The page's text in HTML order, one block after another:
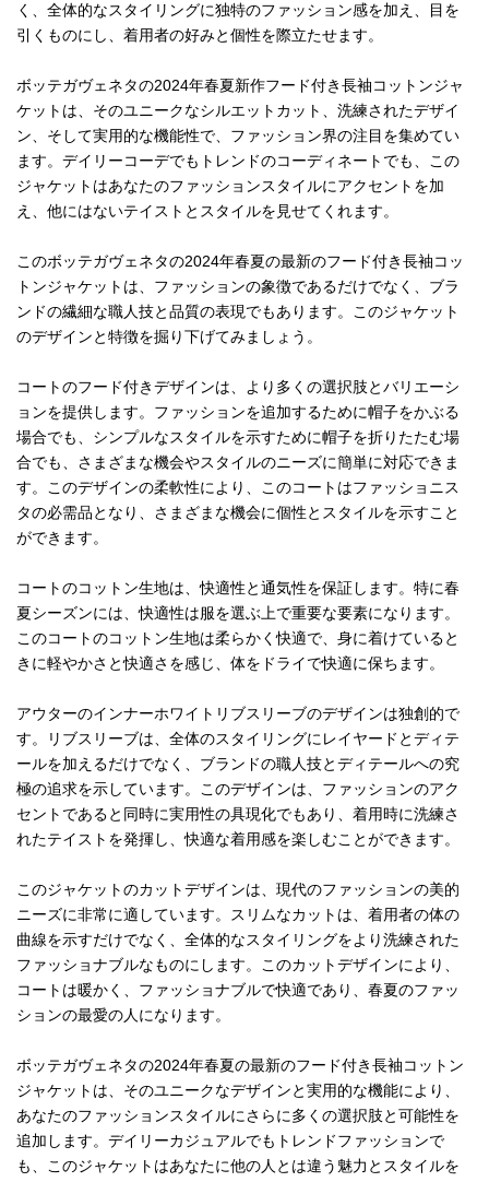
く、全体的なスタイリングに独特のファッション感を加え、目を
引くものにし、着用者の好みと個性を際立たせます。
ボッテガヴェネタの2024年春夏新作フード付き長袖コットンジャ
ケットは、そのユニークなシルエットカット、洗練されたデザイ
ン、そして実用的な機能性で、ファッション界の注目を集めてい
ます。デイリーコーデでもトレンドのコーディネートでも、この
ジャケットはあなたのファッションスタイルにアクセントを加
え、他にはないテイストとスタイルを見せてくれます。
このボッテガヴェネタの2024年春夏の最新のフード付き長袖コッ
トンジャケットは、ファッションの象徴であるだけでなく、ブラ
ンドの繊細な職人技と品質の表現でもあります。このジャケット
のデザインと特徴を掘り下げてみましょう。
コートのフード付きデザインは、より多くの選択肢とバリエーシ
ョンを提供します。ファッションを追加するために帽子をかぶる
場合でも、シンプルなスタイルを示すために帽子を折りたたむ場
合でも、さまざまな機会やスタイルのニーズに簡単に対応できま
す。このデザインの柔軟性により、このコートはファッショニス
タの必需品となり、さまざまな機会に個性とスタイルを示すこと
ができます。
コートのコットン生地は、快適性と通気性を保証します。特に春
夏シーズンには、快適性は服を選ぶ上で重要な要素になります。
このコートのコットン生地は柔らかく快適で、身に着けていると
きに軽やかさと快適さを感じ、体をドライで快適に保ちます。
アウターのインナーホワイトリブスリーブのデザインは独創的で
す。リブスリーブは、全体のスタイリングにレイヤードとディテ
ールを加えるだけでなく、ブランドの職人技とディテールへの究
極の追求を示しています。このデザインは、ファッションのアク
セントであると同時に実用性の具現化でもあり、着用時に洗練さ
れたテイストを発揮し、快適な着用感を楽しむことができます。
このジャケットのカットデザインは、現代のファッションの美的
ニーズに非常に適しています。スリムなカットは、着用者の体の
曲線を示すだけでなく、全体的なスタイリングをより洗練された
ファッショナブルなものにします。このカットデザインにより、
コートは暖かく、ファッショナブルで快適であり、春夏のファッ
ションの最愛の人になります。
ボッテガヴェネタの2024年春夏の最新のフード付き長袖コットン
ジャケットは、そのユニークなデザインと実用的な機能により、
あなたのファッションスタイルにさらに多くの選択肢と可能性を
追加します。デイリーカジュアルでもトレンドファッションで
も、このジャケットはあなたに他の人とは違う魅力とスタイルを